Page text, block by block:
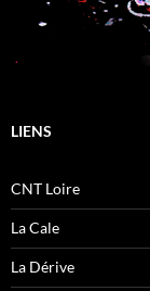
LIENS
CNT Loire
La Cale
La Dérive